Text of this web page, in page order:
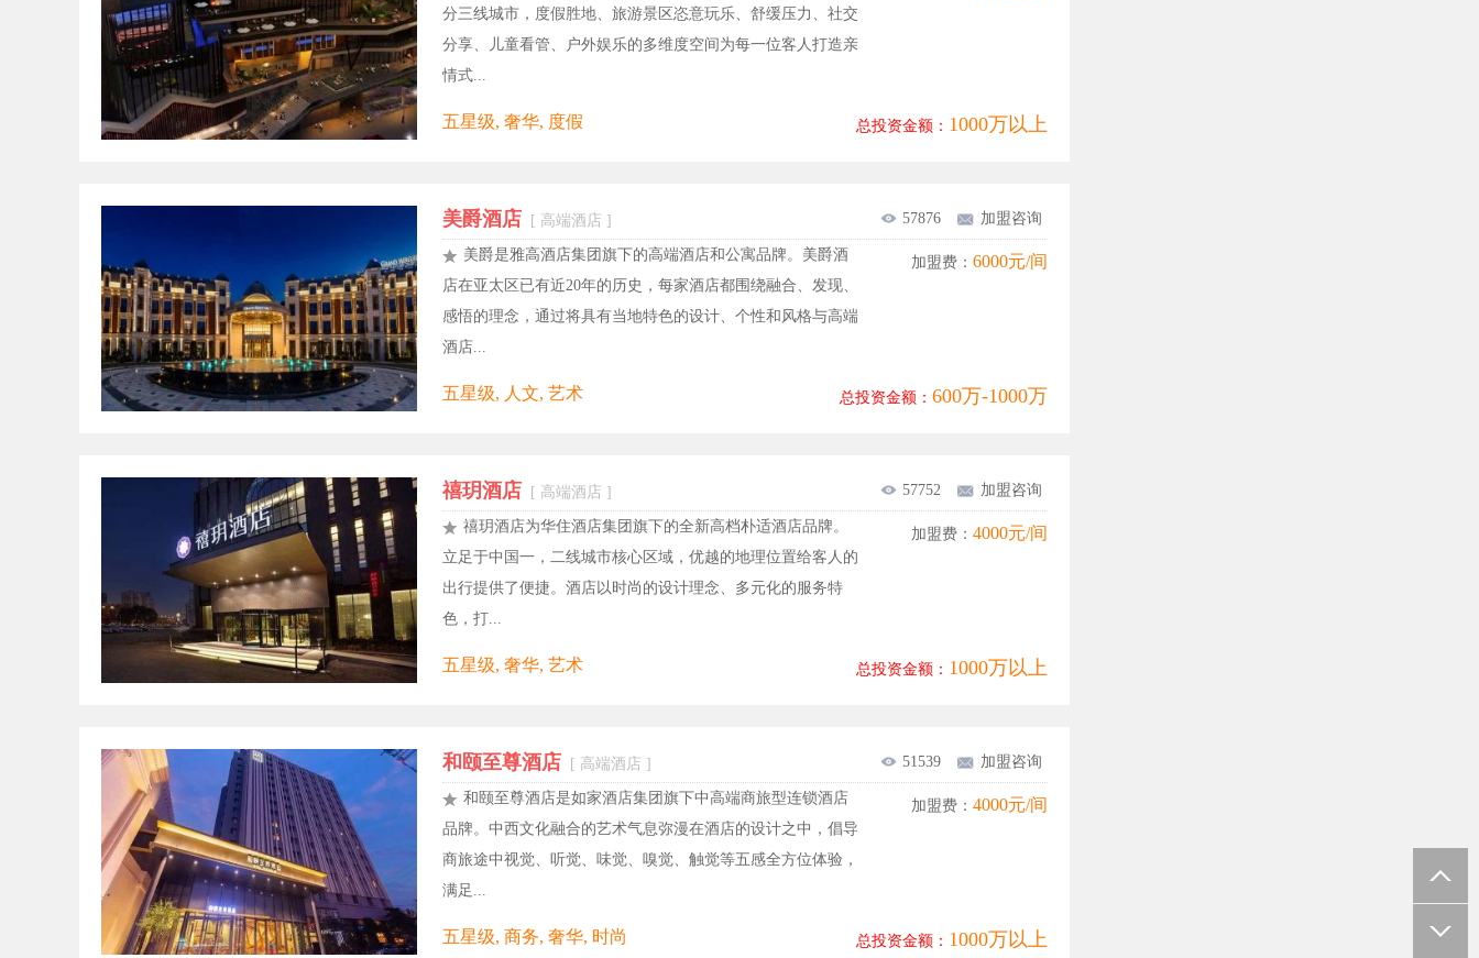
分三线城市，度假胜地、旅游景区恣意玩乐、舒缓压力、社交
分享、儿童看管、户外娱乐的多维度空间为每一位客人打造亲
情式...
五星级, 奢华, 度假 总投资金额： 1000万以上
美爵酒店 [ 高端酒店 ] 57876 加盟咨询
美爵是雅高酒店集团旗下的高端酒店和公寓品牌。美爵酒
店在亚太区已有近20年的历史，每家酒店都围绕融合、发现、
感悟的理念，通过将具有当地特色的设计、个性和风格与高端
酒店...
五星级, 人文, 艺术 总投资金额： 600万-1000万
加盟费： 6000元/间
禧玥酒店 [ 高端酒店 ] 57752 加盟咨询
禧玥酒店为华住酒店集团旗下的全新高档朴适酒店品牌。
立足于中国一，二线城市核心区域，优越的地理位置给客人的
出行提供了便捷。酒店以时尚的设计理念、多元化的服务特
色，打...
五星级, 奢华, 艺术 总投资金额： 1000万以上
加盟费： 4000元/间
和颐至尊酒店 [ 高端酒店 ] 51539 加盟咨询
和颐至尊酒店是如家酒店集团旗下中高端商旅型连锁酒店
品牌。中西文化融合的艺术气息弥漫在酒店的设计之中，倡导
商旅途中视觉、听觉、味觉、嗅觉、触觉等五感全方位体验，
满足...
五星级, 商务, 奢华, 时尚 总投资金额： 1000万以上
加盟费： 4000元/间